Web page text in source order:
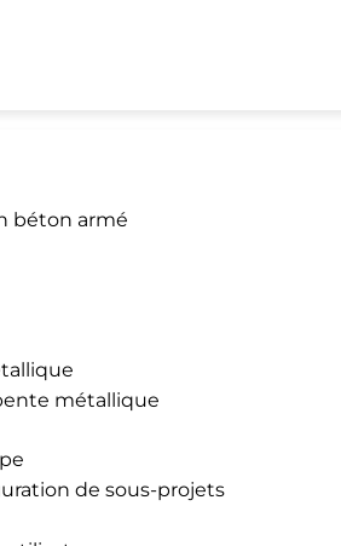
béton armé
métallique
de sous-projets